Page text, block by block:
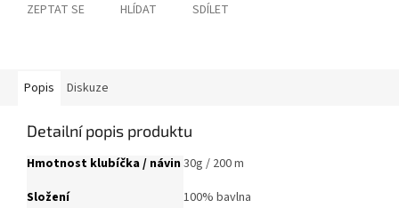
ZEPTAT SE HLÍDAT SDÍLET
Popis Diskuze
Detailní popis produktu
Hmotnost klubíčka / návin30g / 200 m
Složení
100% bavlna